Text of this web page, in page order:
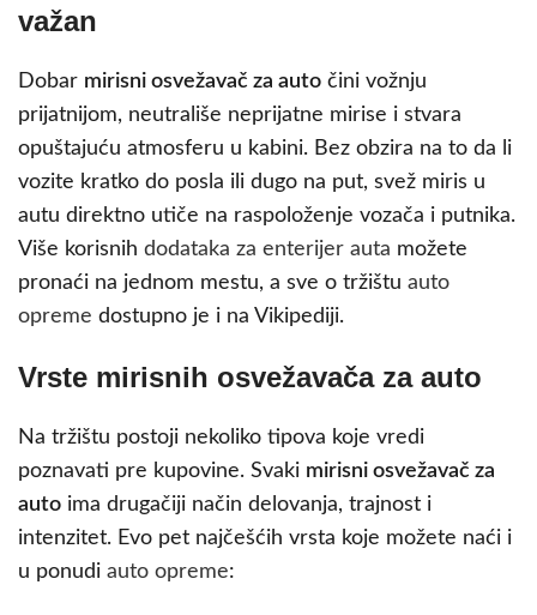
važan
Dobar mirisni osvežavač za auto čini vožnju
prijatnijom, neutrališe neprijatne mirise i stvara
opuštajuću atmosferu u kabini. Bez obzira na to da li
vozite kratko do posla ili dugo na put, svež miris u
autu direktno utiče na raspoloženje vozača i putnika.
Više korisnih dodataka za enterijer auta možete
pronaći na jednom mestu, a sve o tržištu auto
opreme dostupno je i na Vikipediji.
Vrste mirisnih osvežavača za auto
Na tržištu postoji nekoliko tipova koje vredi
poznavati pre kupovine. Svaki mirisni osvežavač za
auto ima drugačiji način delovanja, trajnost i
intenzitet. Evo pet najčešćih vrsta koje možete naći i
u ponudi auto opreme: